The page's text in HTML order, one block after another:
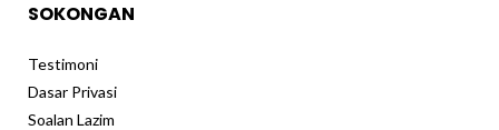
SOKONGAN
Testimoni
Dasar Privasi
Soalan Lazim